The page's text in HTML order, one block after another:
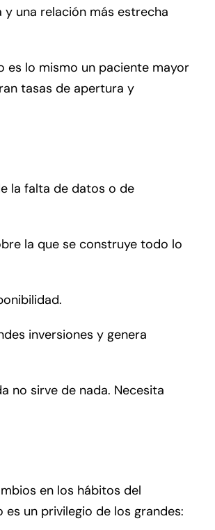
una relación más estrecha
es lo mismo un paciente mayor
tasas de apertura y
la falta de datos o de
la que se construye todo lo
inversiones y genera
no sirve de nada. Necesita
en los hábitos del
un privilegio de los grandes: